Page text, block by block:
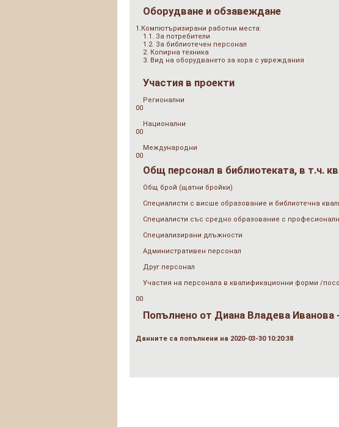
Оборудване и обзавеждане
1.Компютъризирани работни места:
1.1. За потребители
1.2. За библиотечен персонал
2. Копирна техника
3. Вид на оборудването за хора с увреждания
Участия в проекти
Регионални
00
Национални
00
Международни
00
Общ персонал в библиотеката, в т.ч.
Общ брой (щатни бройки)
Специалисти с висше образование и библиотечна
Специалисти със средно образование с
Специализирани длъжности
Административен персонал
Друг персонал
Участия на персонала в квалификационни форми /
00
Попълнено от Диана Владева Иванова
Данните са попълнени на 2020-03-30 10:20:38